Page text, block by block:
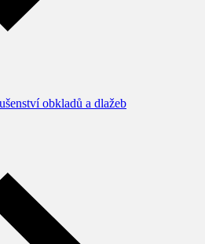
obkladů a dlažeb